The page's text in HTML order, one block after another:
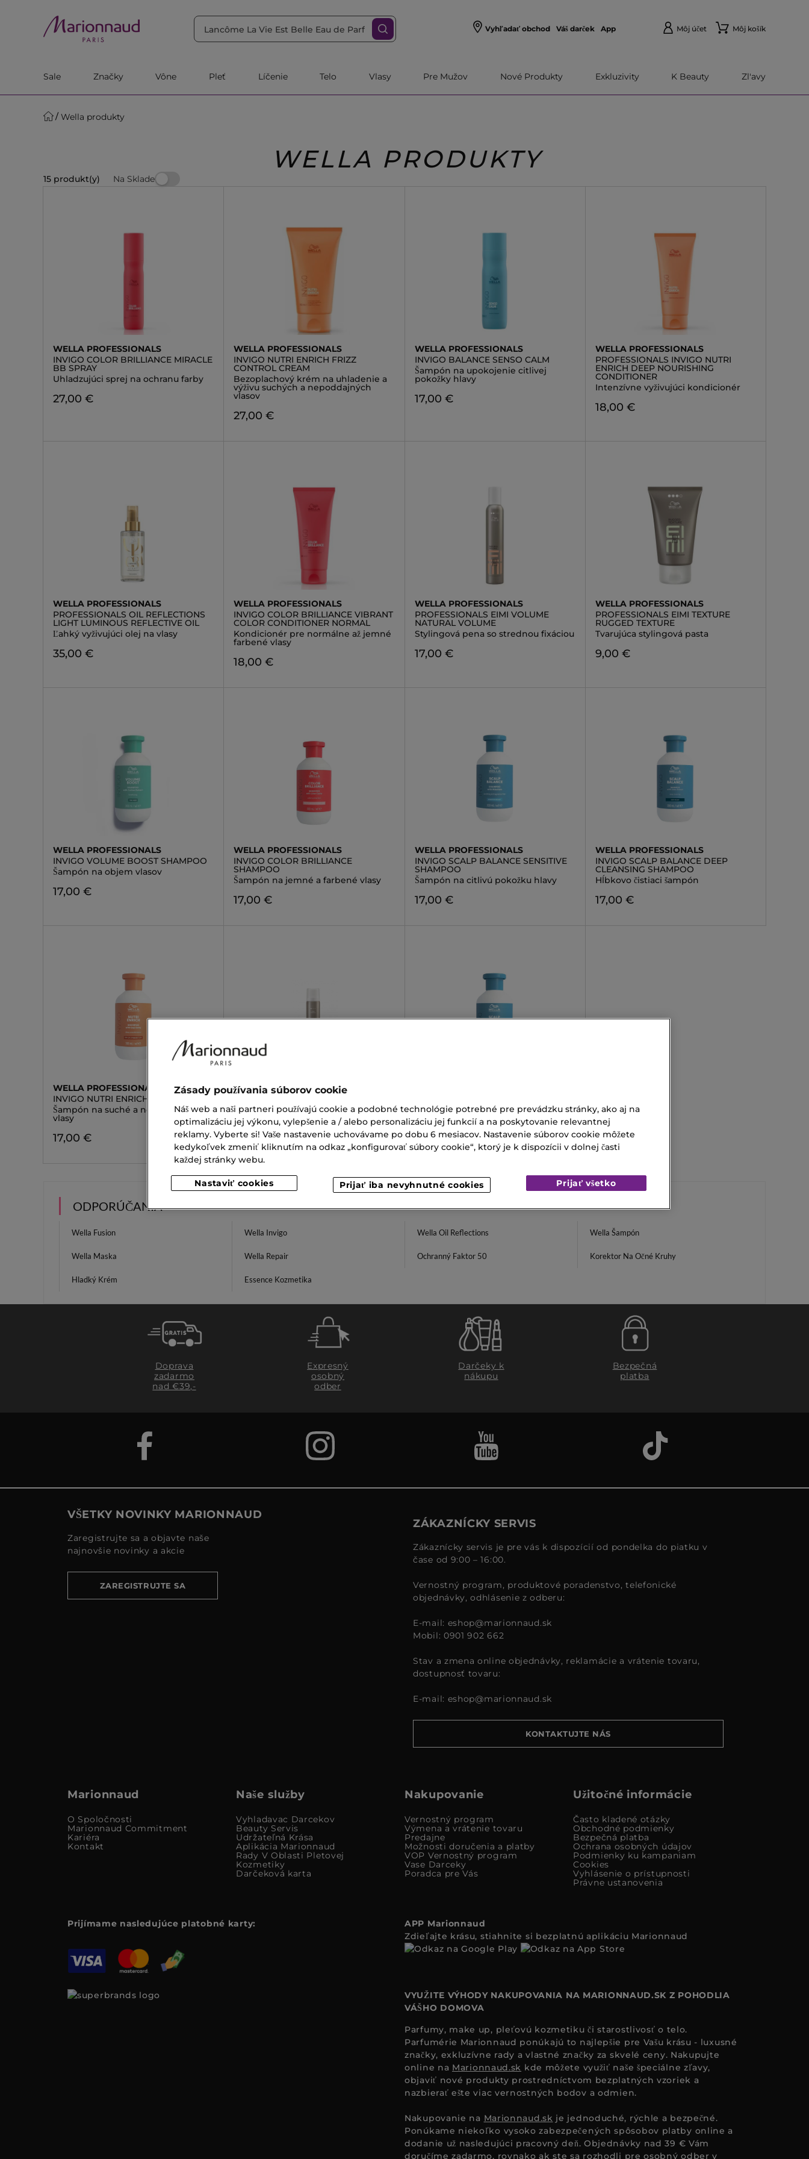
Vyhľadať obchod Váš darček App Môj účet Môj košík
Sale Značky Vône Pleť Líčenie Telo Vlasy Pre Mužov Nové Produkty Exkluzivity K Beauty Zl'avy
Wella produkty
WELLA PRODUKTY
15 produkt(y) Na Sklade
WELLA PROFESSIONALS
INVIGO COLOR BRILLIANCE MIRACLE
BB SPRAY
Uhladzujúci sprej na ochranu farby
27,00 €
WELLA PROFESSIONALS
INVIGO NUTRI ENRICH FRIZZ
CONTROL CREAM
Bezoplachový krém na uhladenie a
výživu suchých a nepoddajných
vlasov
27,00 €
WELLA PROFESSIONALS
INVIGO BALANCE SENSO CALM
Šampón na upokojenie citlivej
pokožky hlavy
17,00 €
WELLA PROFESSIONALS
PROFESSIONALS INVIGO NUTRI
ENRICH DEEP NOURISHING
CONDITIONER
Intenzívne vyživujúci kondicionér
18,00 €
WELLA PROFESSIONALS
PROFESSIONALS OIL REFLECTIONS
LIGHT LUMINOUS REFLECTIVE OIL
Ľahký vyživujúci olej na vlasy
35,00 €
WELLA PROFESSIONALS
INVIGO COLOR BRILLIANCE VIBRANT
COLOR CONDITIONER NORMAL
Kondicionér pre normálne až jemné
farbené vlasy
18,00 €
WELLA PROFESSIONALS
PROFESSIONALS EIMI VOLUME
NATURAL VOLUME
Stylingová pena so strednou fixáciou
17,00 €
WELLA PROFESSIONALS
PROFESSIONALS EIMI TEXTURE
RUGGED TEXTURE
Tvarujúca stylingová pasta
9,00 €
WELLA PROFESSIONALS
INVIGO VOLUME BOOST SHAMPOO
Šampón na objem vlasov
17,00 €
WELLA PROFESSIONALS
INVIGO COLOR BRILLIANCE
SHAMPOO
Šampón na jemné a farbené vlasy
17,00 €
WELLA PROFESSIONALS
INVIGO SCALP BALANCE SENSITIVE
SHAMPOO
Šampón na citlivú pokožku hlavy
17,00 €
WELLA PROFESSIONALS
INVIGO SCALP BALANCE DEEP
CLEANSING SHAMPOO
Hĺbkovo čistiaci šampón
17,00 €
WELLA PROFESSIONALS
INVIGO NUTRI ENRICH SHAMPOO
Šampón na suché a nepoddajné
vlasy
17,00 €
WELLA PROFESSIONALS
EXTRA MOUSSE
Penové tužidlo pre extra objem
17,00 €
DANDRUFF SHAMPOO
Šampón proti lupinám
17,00 €
ODPORÚČANIA
Wella Fusion Wella Invigo Wella Oil Reflections Wella Šampón
Wella Maska Wella Repair Ochranný Faktor 50 Korektor Na Očné Kruhy
Hladký Krém Essence Kozmetika
Doprava
zadarmo
nad €39,-
Expresný
osobný
odber
Darčeky k
nákupu
Bezpečná
platba
VŠETKY NOVINKY MARIONNAUD
Zaregistrujte sa a objavte naše
najnovšie novinky a akcie
ZAREGISTRUJTE SA
ZÁKAZNÍCKY SERVIS
Zákaznícky servis je pre vás k dispozícií od pondelka do piatku v
čase od 9:00 – 16:00.
Vernostný program, produktové poradenstvo, telefonické
objednávky, odhlásenie z odberu:
E-mail: eshop@marionnaud.sk
Mobil: 0901 902 662
Stav a zmena online objednávky, reklamácie a vrátenie tovaru,
dostupnosť tovaru:
E-mail: eshop@marionnaud.sk
KONTAKTUJTE NÁS
Marionnaud
O Spoločnosti
Marionnaud Commitment
Kariéra
Kontakt
Naše služby
Vyhladavac Darcekov
Beauty Servis
Udržateľná Krása
Aplikácia Marionnaud
Rady V Oblasti Pletovej
Kozmetiky
Darčeková karta
Nakupovanie
Vernostný program
Výmena a vrátenie tovaru
Predajne
Možnosti doručenia a platby
VOP Vernostný program
Vase Darceky
Poradca pre Vás
Užitočné informácie
Často kladené otázky
Obchodné podmienky
Bezpečná platba
Ochrana osobných údajov
Podmienky ku kampaniam
Cookies
Vyhlásenie o prístupnosti
Právne ustanovenia
Prijímame nasledujúce platobné karty:
APP Marionnaud
Zdieľajte krásu, stiahnite si bezplatnú aplikáciu Marionnaud
VYUŽITE VÝHODY NAKUPOVANIA NA MARIONNAUD.SK Z POHODLIA
VÁŠHO DOMOVA
Parfumy, make up, pleťovú kozmetiku či starostlivosť o telo.
Parfumérie Marionnaud ponúkajú to najlepšie pre Vašu krásu - luxusné
značky, exkluzívne rady a vlastné značky za skvelé ceny. Nakupujte
online na Marionnaud.sk kde môžete využiť naše špeciálne zľavy,
objaviť nové produkty prostredníctvom bezplatných vzoriek a
nazbierať ešte viac vernostných bodov a odmien.
Nakupovanie na Marionnaud.sk je jednoduché, rýchle a bezpečné.
Ponúkame niekoľko vysoko zabezpečených spôsobov platby online a
dodanie už nasledujúci pracovný deň. Objednávky nad 39 € Vám
doručíme zadarmo, rovnako ak ste sa rozhodli pre osobný odber v
Zásady používania súborov cookie
Náš web a naši partneri používajú cookie a podobné technológie potrebné pre prevádzku stránky, ako aj na
optimalizáciu jej výkonu, vylepšenie a / alebo personalizáciu jej funkcií a na poskytovanie relevantnej
reklamy. Vyberte si! Vaše nastavenie uchovávame po dobu 6 mesiacov. Nastavenie súborov cookie môžete
kedykoľvek zmeniť kliknutím na odkaz „konfigurovať súbory cookie“, ktorý je k dispozícii v dolnej časti
každej stránky webu.
Nastaviť cookies Prijať iba nevyhnutné cookies Prijať všetko